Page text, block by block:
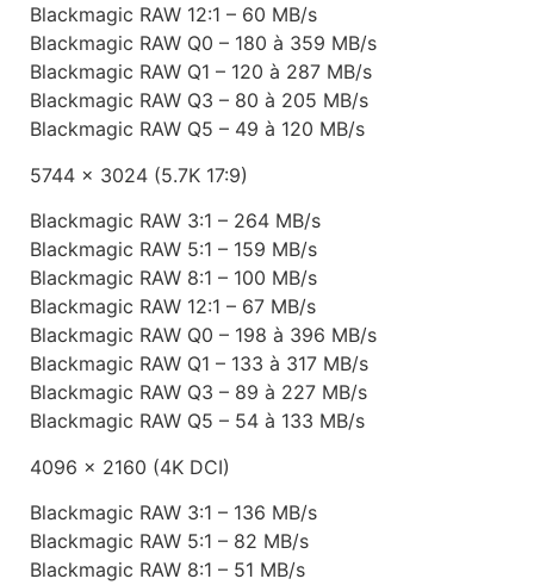
Blackmagic RAW 12:1 – 60 MB/s
Blackmagic RAW Q0 – 180 à 359 MB/s
Blackmagic RAW Q1 – 120 à 287 MB/s
Blackmagic RAW Q3 – 80 à 205 MB/s
Blackmagic RAW Q5 – 49 à 120 MB/s
5744 x 3024 (5.7K 17:9)
Blackmagic RAW 3:1 – 264 MB/s
Blackmagic RAW 5:1 – 159 MB/s
Blackmagic RAW 8:1 – 100 MB/s
Blackmagic RAW 12:1 – 67 MB/s
Blackmagic RAW Q0 – 198 à 396 MB/s
Blackmagic RAW Q1 – 133 à 317 MB/s
Blackmagic RAW Q3 – 89 à 227 MB/s
Blackmagic RAW Q5 – 54 à 133 MB/s
4096 x 2160 (4K DCI)
Blackmagic RAW 3:1 – 136 MB/s
Blackmagic RAW 5:1 – 82 MB/s
Blackmagic RAW 8:1 – 51 MB/s